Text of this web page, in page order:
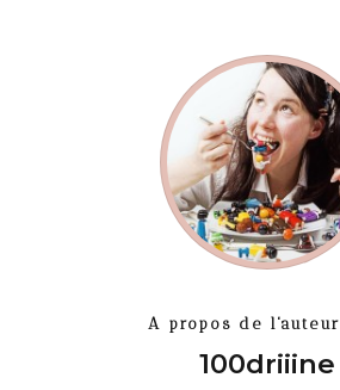
A propos de l'auteur
100driiine